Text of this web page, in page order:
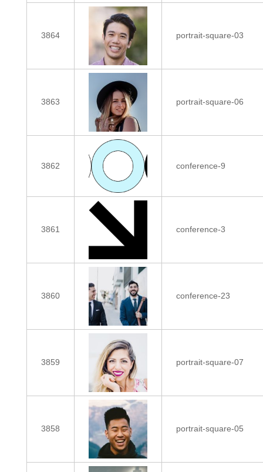
3864 portrait-square-03
3863 portrait-square-06
3862 conference-9
3861 conference-3
3860 conference-23
3859 portrait-square-07
3858 portrait-square-05